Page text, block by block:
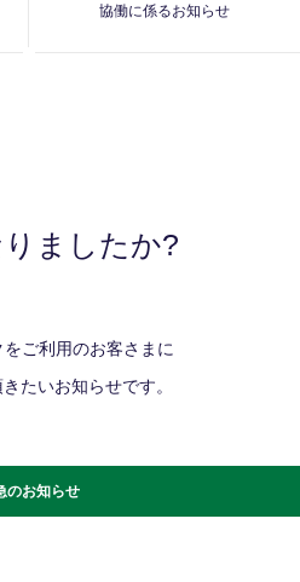
協働に係るお知らせ
ましたか?
ご利用のお客さまに
たいお知らせです。
のお知らせ